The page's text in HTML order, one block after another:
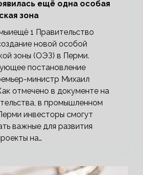
ещё одна особая
зона
1 Правительство
новой особой
зоны (ОЭЗ) в Перми.
постановление
министр Михаил
отмечено в документе на
в промышленном
инвесторы смогут
важные для развития
на…